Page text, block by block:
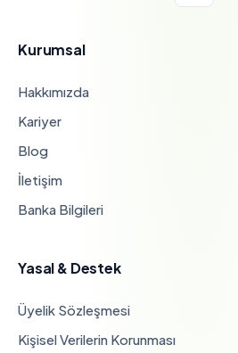
Kurumsal
Hakkımızda
Kariyer
Blog
İletişim
Banka Bilgileri
Yasal & Destek
Üyelik Sözleşmesi
Kişisel Verilerin Korunması